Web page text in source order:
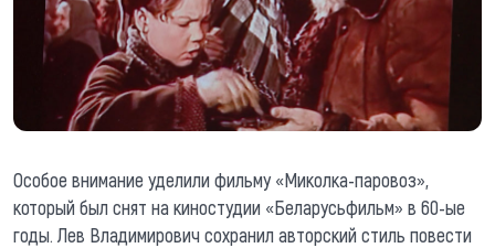
Особое внимание уделили фильму «Миколка-паровоз»,
который был снят на киностудии «Беларусьфильм» в 60-ые
годы. Лев Владимирович сохранил авторский стиль повести